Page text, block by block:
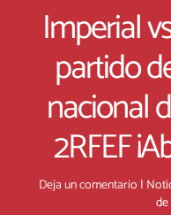
Imperial
partido
nacional
2RFEF
Deja un comentario |